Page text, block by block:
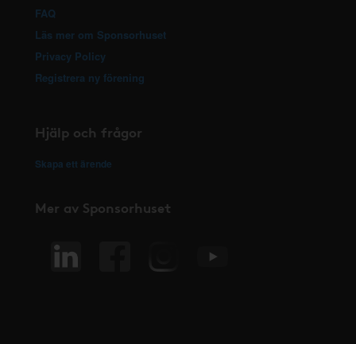
FAQ
Läs mer om Sponsorhuset
Privacy Policy
Registrera ny förening
Hjälp och frågor
Skapa ett ärende
Mer av Sponsorhuset